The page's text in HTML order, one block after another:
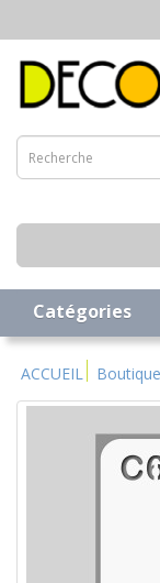
Catégories
ACCUEIL